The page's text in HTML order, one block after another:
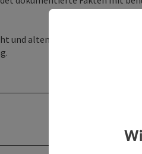
und altem Zeitungspapier